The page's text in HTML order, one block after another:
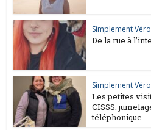
Simplement Véro
De la rue à
Simplement Véro
Les petites
CISSS:
téléphonique...